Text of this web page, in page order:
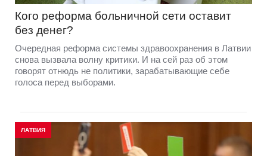
Кого реформа больничной сети оставит
без денег?
Очередная реформа системы здравоохранения в Латвии
снова вызвала волну критики. И на сей раз об этом
говорят отнюдь не политики, зарабатывающие себе
голоса перед выборами.
ЛАТВИЯ